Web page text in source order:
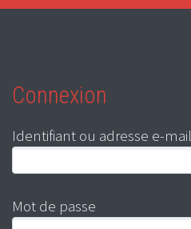
Connexion
Identifiant ou adresse e-mail
Mot de passe